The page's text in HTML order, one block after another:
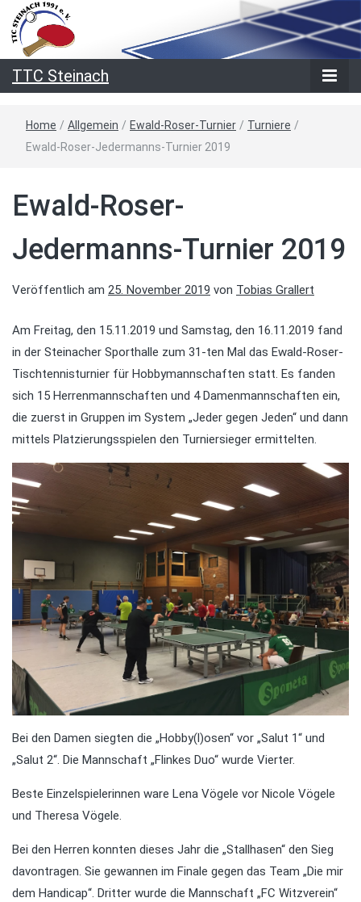
TTC Steinach
Home / Allgemein / Ewald-Roser-Turnier / Turniere /
Ewald-Roser-Jedermanns-Turnier 2019
Ewald-Roser-
Jedermanns-Turnier 2019
Veröffentlich am 25. November 2019 von Tobias Grallert
Am Freitag, den 15.11.2019 und Samstag, den 16.11.2019 fand
in der Steinacher Sporthalle zum 31-ten Mal das Ewald-Roser-
Tischtennisturnier für Hobbymannschaften statt. Es fanden
sich 15 Herrenmannschaften und 4 Damenmannschaften ein,
die zuerst in Gruppen im System „Jeder gegen Jeden“ und dann
mittels Platzierungsspielen den Turniersieger ermittelten.
Bei den Damen siegten die „Hobby(l)osen“ vor „Salut 1“ und
„Salut 2“. Die Mannschaft „Flinkes Duo“ wurde Vierter.
Beste Einzelspielerinnen ware Lena Vögele vor Nicole Vögele
und Theresa Vögele.
Bei den Herren konnten dieses Jahr die „Stallhasen“ den Sieg
davontragen. Sie gewannen im Finale gegen das Team „Die mir
dem Handicap“. Dritter wurde die Mannschaft „FC Witzverein“